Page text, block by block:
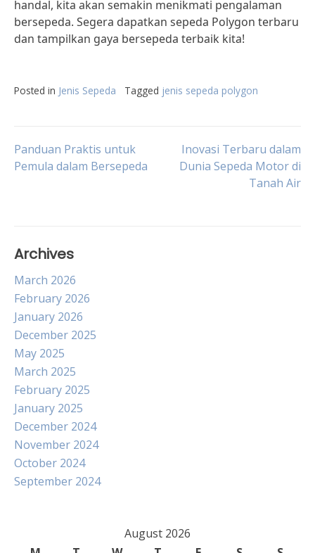
handal, kita akan semakin menikmati pengalaman
bersepeda. Segera dapatkan sepeda Polygon terbaru
dan tampilkan gaya bersepeda terbaik kita!
Posted in Jenis Sepeda Tagged jenis sepeda polygon
Post
Panduan Praktis untuk
Pemula dalam Bersepeda
Inovasi Terbaru dalam
Dunia Sepeda Motor di
Tanah Air
Archives
March 2026
February 2026
January 2026
December 2025
May 2025
March 2025
February 2025
January 2025
December 2024
November 2024
October 2024
September 2024
August 2026